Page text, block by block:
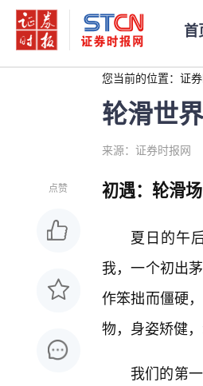
首
您当前的位置： 证
轮滑世
来源：证券时报网
点赞 初遇：轮滑
夏日的午
我，一个初出
作笨拙而僵硬
物，身姿矫健
我们的第